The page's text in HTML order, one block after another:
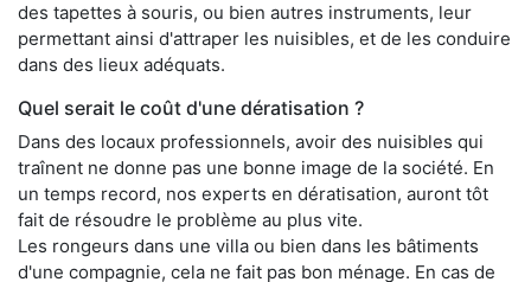
des tapettes à souris, ou bien autres instruments, leur
permettant ainsi d'attraper les nuisibles, et de les conduire
dans des lieux adéquats.
Quel serait le coût d'une dératisation ?
Dans des locaux professionnels, avoir des nuisibles qui
traînent ne donne pas une bonne image de la société. En
un temps record, nos experts en dératisation, auront tôt
fait de résoudre le problème au plus vite.
Les rongeurs dans une villa ou bien dans les bâtiments
d'une compagnie, cela ne fait pas bon ménage. En cas de